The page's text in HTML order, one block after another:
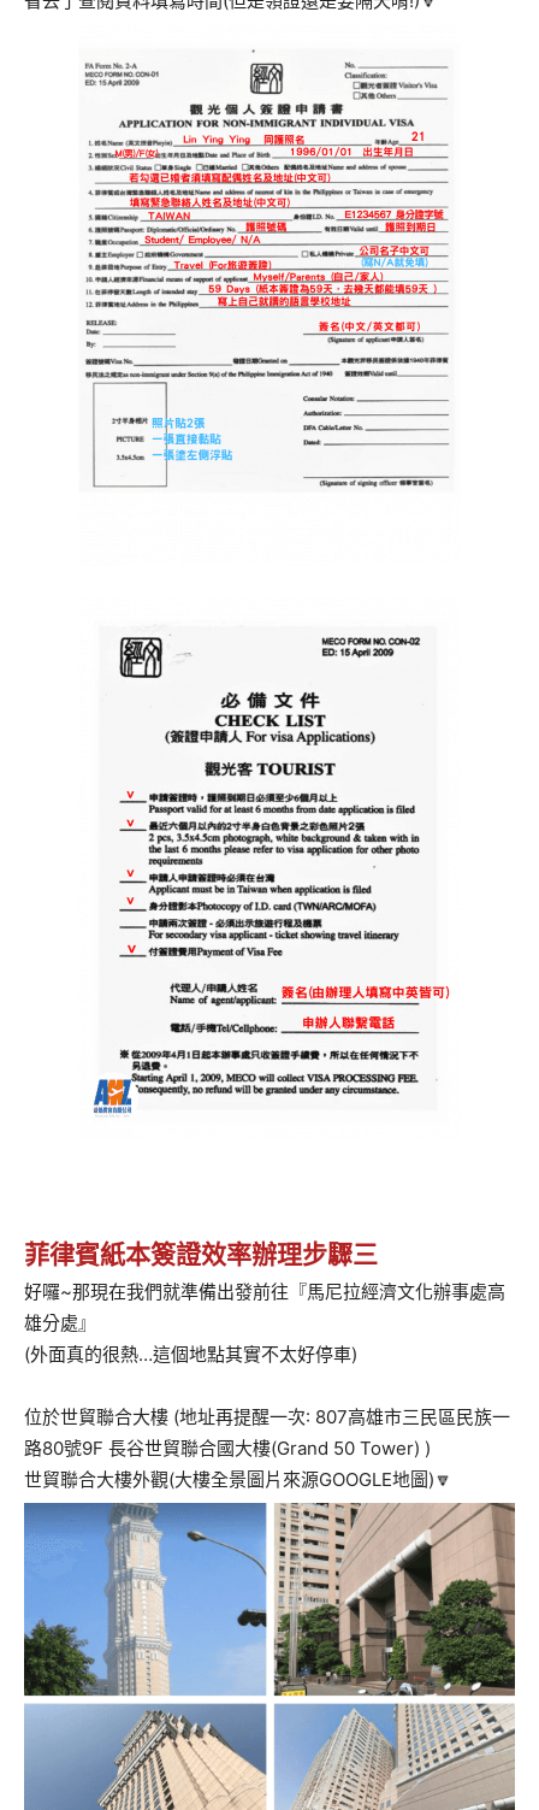
菲律賓紙本簽證效率辦理步驟三
好囉~那現在我們就準備出發前往『馬尼拉經濟文化辦事處高
雄分處』
(外面真的很熱…這個地點其實不太好停車)
位於世貿聯合大樓 (地址再提醒一次: 807高雄市三民區民族一
路80號9F 長谷世貿聯合國大樓(Grand 50 Tower) )
世貿聯合大樓外觀(大樓全景圖片來源GOOGLE地圖)🔽